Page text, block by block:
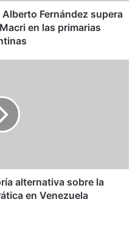
Fernández supera
en las primarias
alternativa sobre la
en Venezuela